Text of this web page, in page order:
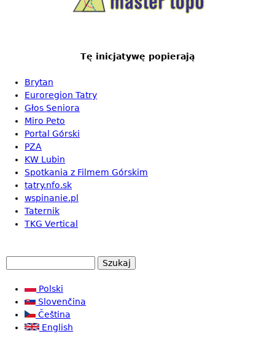
Tę inicjatywę popierają
Brytan
Euroregion Tatry
Głos Seniora
Miro Peto
Portal Górski
PZA
KW Lubin
Spotkania z Filmem Górskim
tatry.nfo.sk
wspinanie.pl
Taternik
TKG Vertical
Polski
Slovenčina
Čeština
English